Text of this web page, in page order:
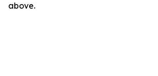
above.